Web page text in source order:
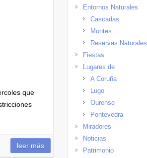
que
leer más
Entornos Naturales
Cascadas
Montes
Reservas Naturales
Fiestas
Lugares de
A Coruña
Lugo
Ourense
Pontevedra
Miradores
Noticias
Patrimonio